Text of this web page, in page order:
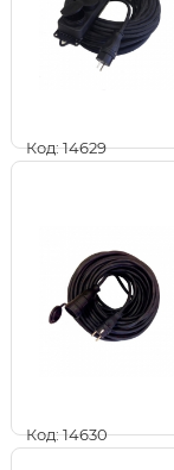
Код: 14629
Код: 14630